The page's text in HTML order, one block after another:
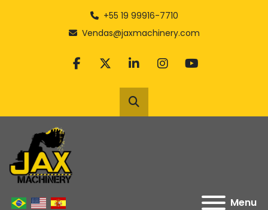
+55 19 99916-7710
Vendas@jaxmachinery.com
facebook
twitterlinkedininstagram
youtube
Pesquisar
Menu